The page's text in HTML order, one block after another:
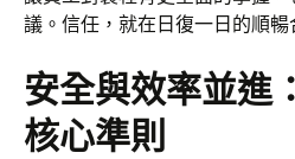
議。信任，就在日復一日的順暢
安全與效率並進
核心準則